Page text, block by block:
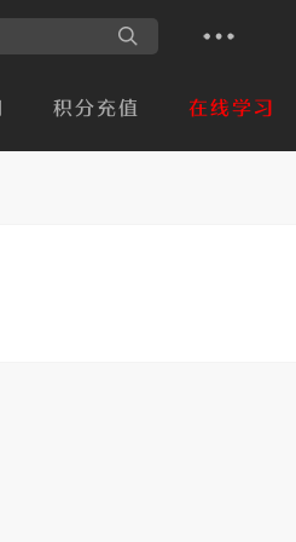
积分充值 在线学习